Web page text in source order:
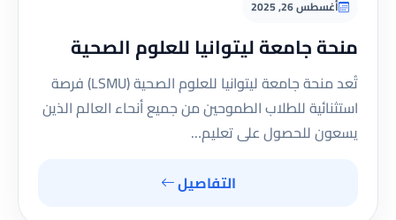
أغسطس 26, 2025
منحة جامعة ليتوانيا للعلوم الصحية
تُعد منحة جامعة ليتوانيا للعلوم الصحية (LSMU) فرصة
استثنائية للطلاب الطموحين من جميع أنحاء العالم الذين
يسعون للحصول على تعليم…
التفاصيل